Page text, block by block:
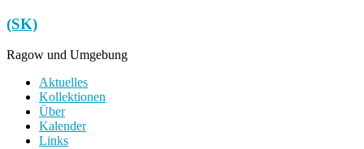
Zum
Inhalt
springen
(SK)
Ragow und Umgebung
Menü
Aktuelles
Kollektionen
Über
Kalender
Links